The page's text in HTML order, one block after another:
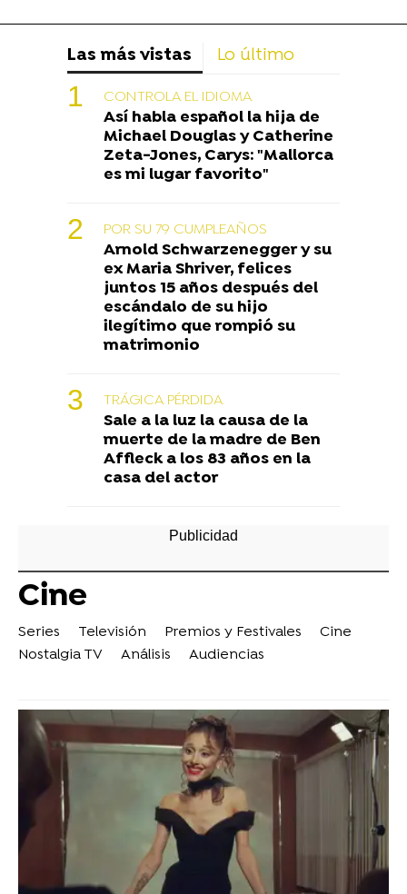
Las más vistas Lo último
CONTROLA EL IDIOMA
Así habla español la hija de
Michael Douglas y Catherine
Zeta-Jones, Carys: "Mallorca
es mi lugar favorito"
POR SU 79 CUMPLEAÑOS
Arnold Schwarzenegger y su
ex Maria Shriver, felices
juntos 15 años después del
escándalo de su hijo
ilegítimo que rompió su
matrimonio
TRÁGICA PÉRDIDA
Sale a la luz la causa de la
muerte de la madre de Ben
Affleck a los 83 años en la
casa del actor
Cine
Series Televisión Premios y Festivales
Cine
Nostalgia TV
Análisis Audiencias